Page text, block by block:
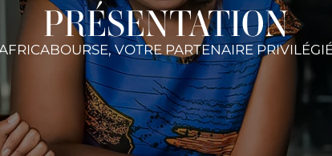
PRÉSENTATION
VOTRE PARTENAIRE